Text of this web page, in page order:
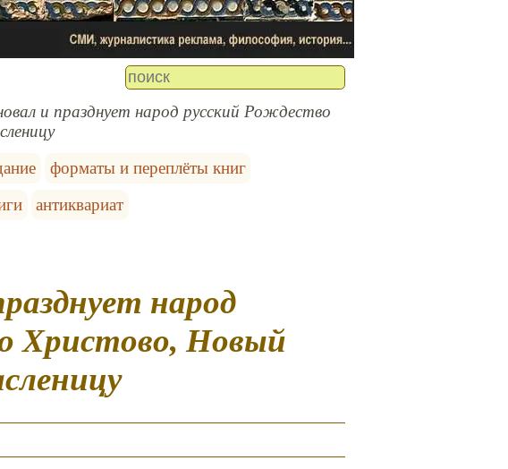
и празднует народ русский Рождество
форматы и переплёты книг
антиквариат
Христово, Новый